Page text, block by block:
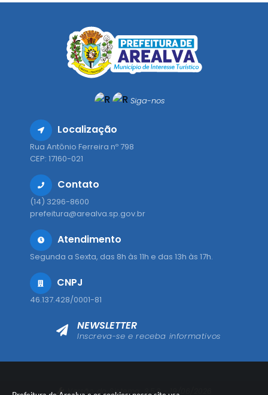
Siga-nos
Localização
Rua Antônio Ferreira nº 798
CEP: 17160-021
Contato
(14) 3296-8600
prefeitura@arealva.sp.gov.br
Atendimento
Segunda a Sexta, das 8h às 11h e das 13h às 17h.
CNPJ
46.137.428/0001-81
NEWSLETTER
Inscreva-se e receba informativos
Versão do Sistema: 3.5.3 - 19/06/2026